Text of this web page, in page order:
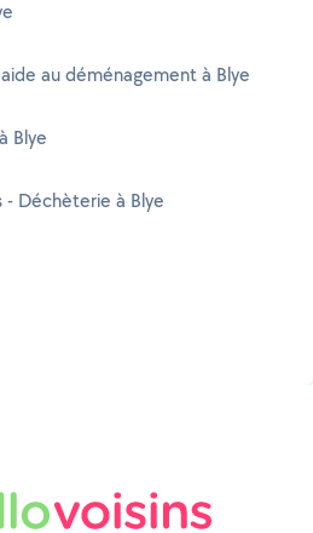
au déménagement à Blye
Blye
- Déchèterie à Blye